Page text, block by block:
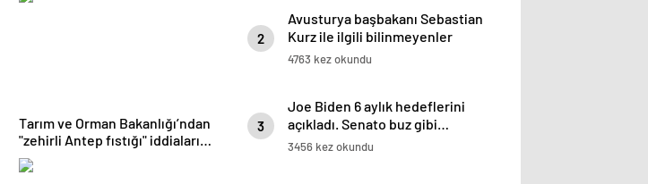
Tarım ve Orman Bakanlığı’ndan
"zehirli Antep fıstığı" iddialarına
yanıt
2
Avusturya başbakanı Sebastian
Kurz ile ilgili bilinmeyenler
4763 kez okundu
3
Joe Biden 6 aylık hedeflerini
açıkladı. Senato buz gibi…
3456 kez okundu